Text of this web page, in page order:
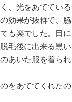
、光をあててい
効果が抜群で、
も楽でした。目
毛後に出来る黒
あいた服を着ら
をあててくれた